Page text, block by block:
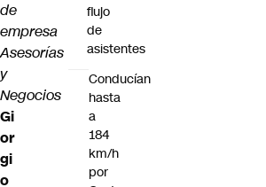
de
empresa
Asesorías
y
Negocios
Gi
or
gi
o
flujo
de
asistentes
Conducían
hasta
a
184
km/h
por